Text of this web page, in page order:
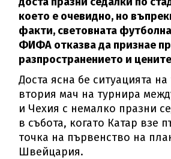
което е очевидно, но
факти, световната
ФИФА отказва да признае
разпространението и
Доста ясна бе ситуацията
втория мач на турнира
и Чехия с немалко празни
в събота, когато Катар взе
точка на първенство на
Швейцария.